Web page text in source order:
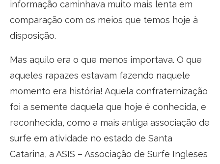
informação caminhava muito mais lenta em
comparação com os meios que temos hoje à
disposição.
Mas aquilo era o que menos importava. O que
aqueles rapazes estavam fazendo naquele
momento era história! Aquela confraternização
foi a semente daquela que hoje é conhecida, e
reconhecida, como a mais antiga associação de
surfe em atividade no estado de Santa
Catarina, a ASIS – Associação de Surfe Ingleses